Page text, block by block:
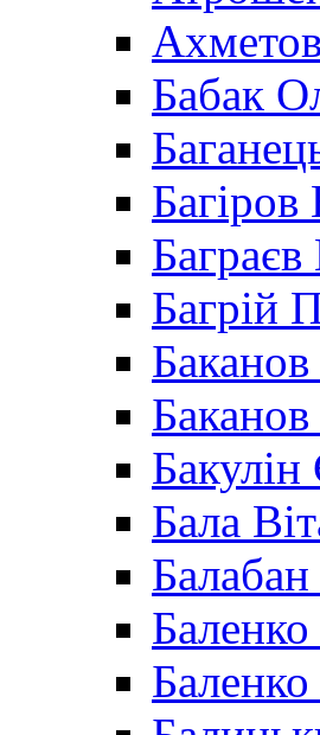
Бабак
Багіров
Багрій
Баканов
Бакулін
Бала
Балабан
Баленко